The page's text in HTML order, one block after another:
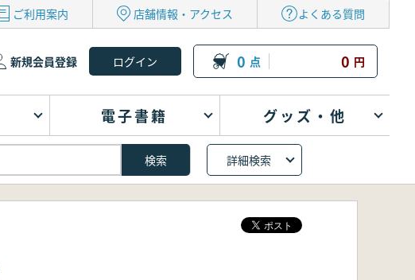
ご利用案内 店舗情報・アクセス よくある質問
新規会員登録 0 点 0 円
電子書籍 グッズ・他
詳細検索